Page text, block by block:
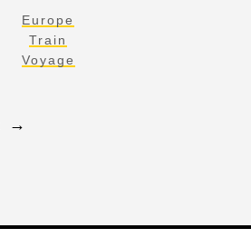
Europe
Train
Voyage